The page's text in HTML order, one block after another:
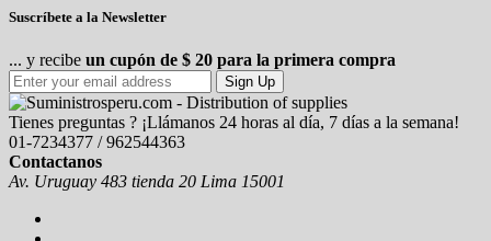
Suscríbete a la Newsletter
... y recibe un cupón de $ 20 para la primera compra
Sign Up
Tienes preguntas ? ¡Llámanos 24 horas al día, 7 días a la semana!
01-7234377 / 962544363
Contactanos
Av. Uruguay 483 tienda 20 Lima 15001